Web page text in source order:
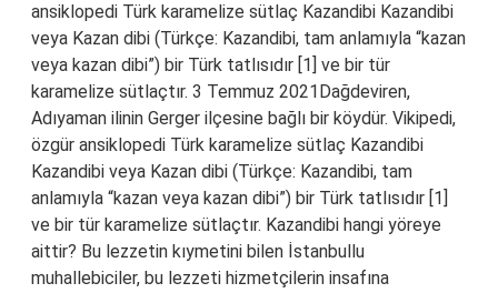
ansiklopedi Türk karamelize sütlaç Kazandibi Kazandibi
veya Kazan dibi (Türkçe: Kazandibi, tam anlamıyla “kazan
veya kazan dibi”) bir Türk tatlısıdır [1] ve bir tür
karamelize sütlaçtır. 3 Temmuz 2021Dağdeviren,
Adıyaman ilinin Gerger ilçesine bağlı bir köydür. Vikipedi,
özgür ansiklopedi Türk karamelize sütlaç Kazandibi
Kazandibi veya Kazan dibi (Türkçe: Kazandibi, tam
anlamıyla “kazan veya kazan dibi”) bir Türk tatlısıdır [1]
ve bir tür karamelize sütlaçtır. Kazandibi hangi yöreye
aittir? Bu lezzetin kıymetini bilen İstanbullu
muhallebiciler, bu lezzeti hizmetçilerin insafına